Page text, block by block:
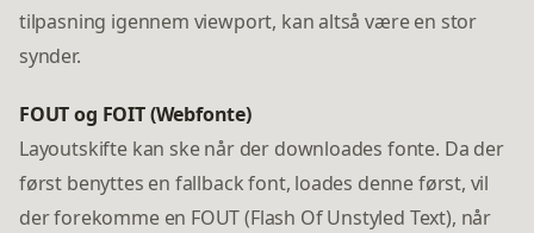
tilpasning igennem viewport, kan altså være en stor
synder.
FOUT og FOIT (Webfonte)
Layoutskifte kan ske når der downloades fonte. Da der
først benyttes en fallback font, loades denne først, vil
der forekomme en FOUT (Flash Of Unstyled Text), når